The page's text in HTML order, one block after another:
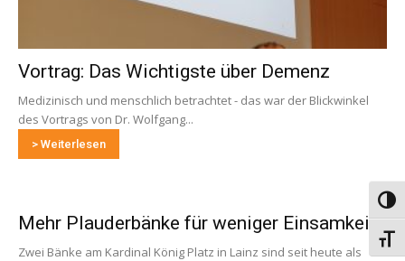
Vortrag: Das Wichtigste über Demenz
Medizinisch und menschlich betrachtet - das war der Blickwinkel
des Vortrags von Dr. Wolfgang...
> Weiterlesen
Mehr Plauderbänke für weniger Einsamkeit
Zwei Bänke am Kardinal König Platz in Lainz sind seit heute als